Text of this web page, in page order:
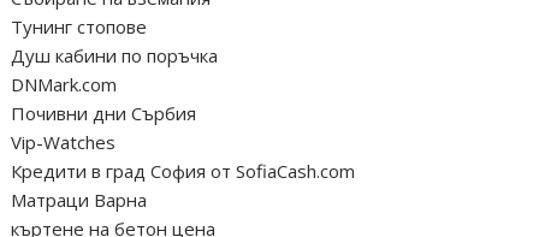
Тунинг стопове
Душ кабини по поръчка
DNMark.com
Почивни дни Сърбия
Vip-Watches
Кредити в град София от SofiaCash.com
Матраци Варна
къртене на бетон цена